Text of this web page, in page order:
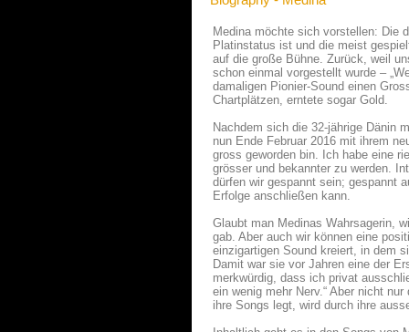
Medina möchte sich vorstellen: Die
Platinstatus ist und die meist
auf die große Bühne. Zurück, weil
schon einmal vorgestellt wurde –
damaligen Pionier-Sound einen
Chartplätzen, erntete sogar Gold.
Nachdem sich die 32-jährige Dänin
nun Ende Februar 2016 mit ihrem
gross geworden bin. Ich habe eine
grösser und bekannter zu werden.
dürfen wir gespannt sein; gespannt
Erfolge anschließen kann.
Glaubt man Medinas Wahrsagerin,
gab. Aber auch wir können eine
einzigartigen Sound kreiert, in dem
Damit war sie vor Jahren eine der
merkwürdig, dass ich privat
ein wenig mehr Nerv.“ Aber nicht
ihre Songs legt, wird durch ihre